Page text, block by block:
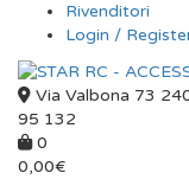
Rivenditori
Login /
Via Valbona 73
95 132
0
0,00€